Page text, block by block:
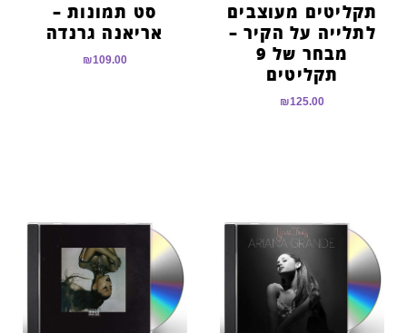
תקליטים מעוצבים
לתלייה על הקיר –
מבחר של 9
תקליטים
₪125.00
סט תמונות –
אריאנה גרנדה
₪109.00